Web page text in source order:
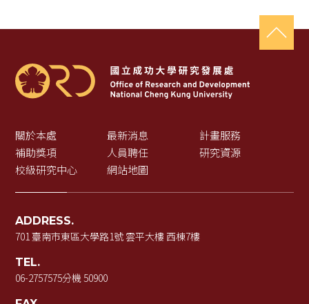
關於本處 最新消息
計畫服務
補助獎項
人員聘任
研究資源
校級研究中心
網站地圖
ADDRESS.
701 臺南市東區大學路1號 雲平大樓 西棟7樓
TEL.
06-2757575分機 50900